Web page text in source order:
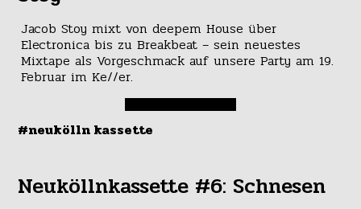
Jacob Stoy mixt von deepem House über
Electronica bis zu Breakbeat – sein neuestes
Mixtape als Vorgeschmack auf unsere Party am 19.
Februar im Ke//er.
#neukölln kassette
Neuköllnkassette #6: Schnesen